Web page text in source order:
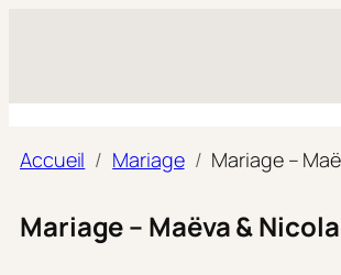
Accueil
Mariage Mariage –
Mariage – Maëva &